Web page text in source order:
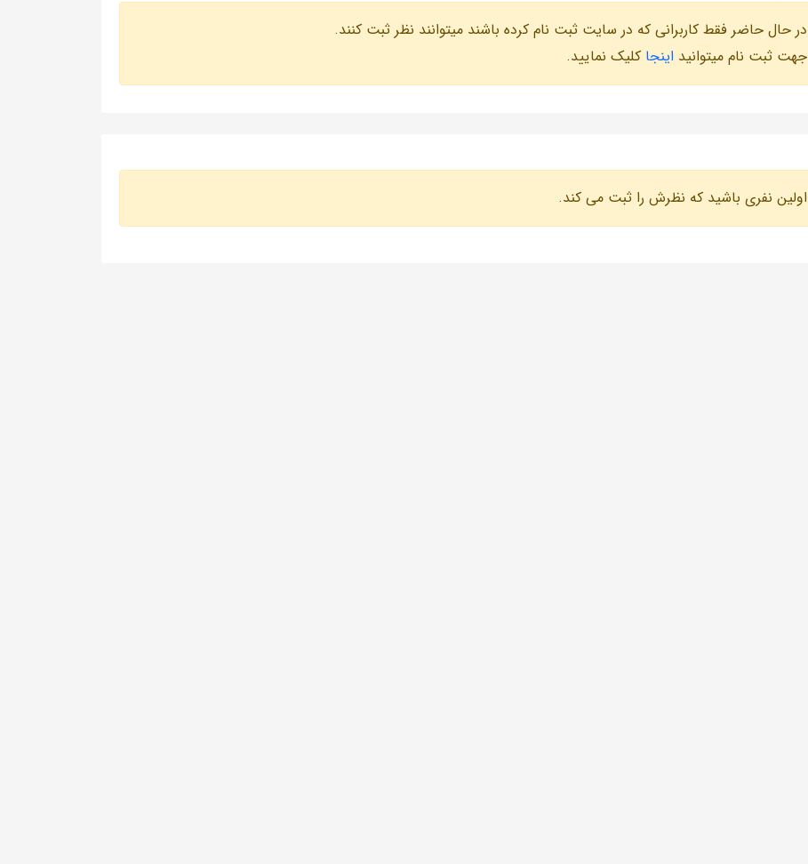
در حال حاضر فقط کاربرانی که در سایت ثبت نام کرده باشند میتوانند نظر ثبت کنند.
جهت ثبت نام میتوانید اینجا کلیک نمایید.
اولین نفری باشید که نظرش را ثبت می کند.